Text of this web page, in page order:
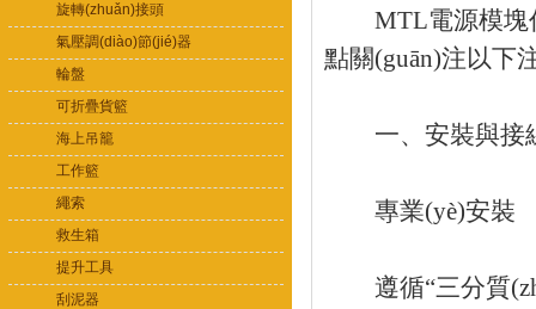
旋轉(zhuǎn)接頭
氣壓調(diào)節(jié)器
輪盤
可折疊貨籃
海上吊籠
工作籃
繩索
救生箱
提升工具
刮泥器
MTL電源模塊作
點關(guān)注以下
一、安裝與接
專業(yè)安裝
遵循“三分質